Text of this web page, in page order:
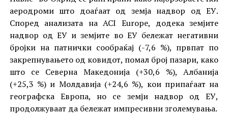
аеродроми што доаѓаат од земја надвор од ЕУ.
Според анализата на ACI Europe, додека земјите
надвор од ЕУ и земјите во ЕУ бележат негативни
бројки на патнички сообраќај (-7,6 %), првпат по
закрепнувањето од ковидот, помал број пазари, како
што се Северна Македонија (+30,6 %), Албанија
(+25,3 %) и Молдавија (+24,6 %), кои припаѓаат на
географска Европа, но се земји надвор од ЕУ,
продолжуваат да бележат импресивни зголемувања.